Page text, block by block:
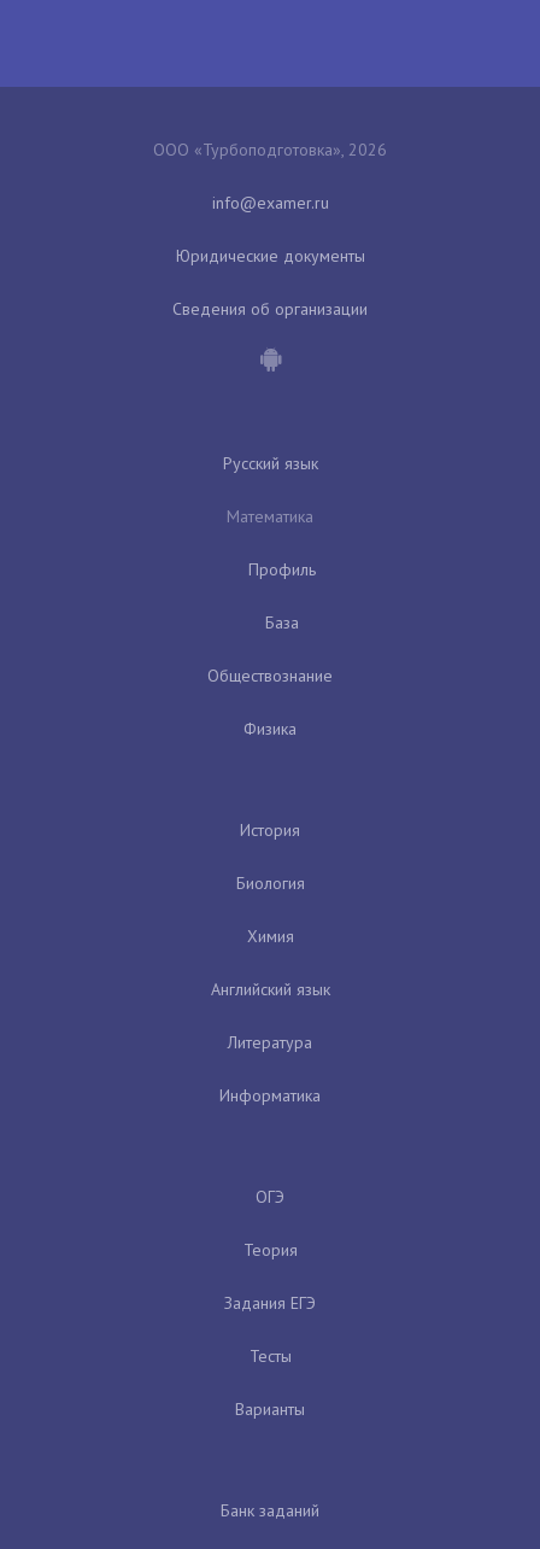
ООО «Турбоподготовка», 2026
Юридические документы
Сведения об организации
Русский язык
Математика
Профиль
База
Обществознание
Физика
История
Биология
Химия
Английский язык
Литература
Информатика
ОГЭ
Теория
Задания ЕГЭ
Тесты
Варианты
Банк заданий